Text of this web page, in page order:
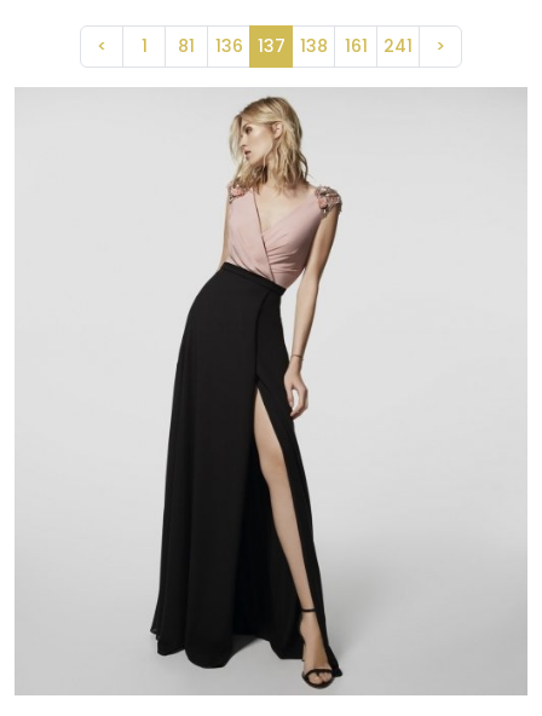
< 1 81 136 137 138 161 241 >